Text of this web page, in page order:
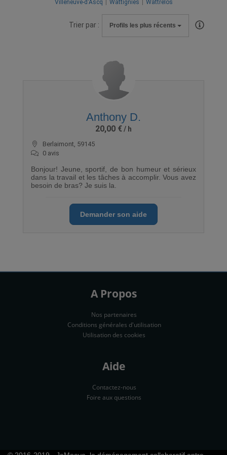
Villeneuve-d'Ascq
Wattignies Wattrelos
Trier par : Profils les plus récents
Anthony D.
20,00 €
Berlaimont, 59145
0 avis
Bonjour! Jeune, sportif, de bon humeur et sérieux
dans la travail et les tâches à accomplir. Vous avez
besoin de bras? Je suis la.
Demander son aide
A Propos
Nos partenaires
Conditions générales d'utilisation
Utilisation des cookies
Aide
Contactez-nous
Foire aux questions